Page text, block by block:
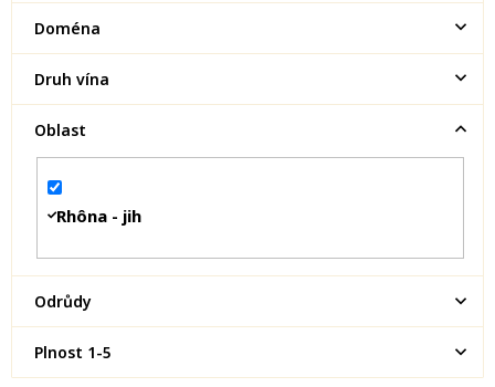
Doména
Druh vína
Oblast
Rhôna - jih
Odrůdy
Plnost 1-5